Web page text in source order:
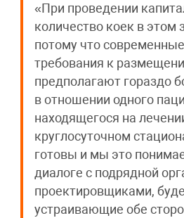
«При проведении
количество коек в этом
потому что
требования к
предполагают гораздо
в отношении одного
находящегося на
круглосуточном
готовы и мы это
диалоге с подрядной
проектировщиками,
устраивающие обе